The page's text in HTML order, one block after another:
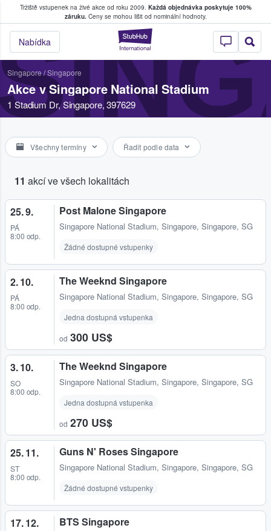
Tržiště vstupenek na živé akce od roku 2009. Každá objednávka poskytuje 100%
záruku.Ceny se mohou lišit od nominální hodnoty.
StubHub –
Nabídka
kde fanoušci kupují a prodávají vstupenky
Singapore/Singapore
Akce v Singapore National Stadium
1 Stadium Dr, Singapore, 397629
Všechny termíny Řadit podle data
11 akcí ve všech lokalitách
25. 9.
PÁ
8:00 odp.
Post Malone Singapore
Singapore National Stadium, Singapore, Singapore, SG
Žádné dostupné vstupenky
2. 10.
PÁ
8:00 odp.
The Weeknd Singapore
Singapore National Stadium, Singapore, Singapore, SG
Jedna dostupná vstupenka
od 300 US$
3. 10.
SO
8:00 odp.
The Weeknd Singapore
Singapore National Stadium, Singapore, Singapore, SG
Jedna dostupná vstupenka
od 270 US$
25. 11.
ST
8:00 odp.
Guns N' Roses Singapore
Singapore National Stadium, Singapore, Singapore, SG
Žádné dostupné vstupenky
17. 12. BTS Singapore